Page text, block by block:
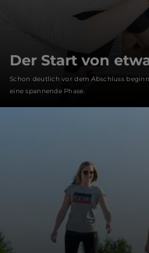
Der Start von
Schon deutlich vor dem Abschluss
eine spannende Phase.